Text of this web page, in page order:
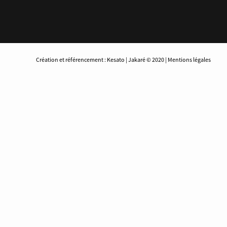
Création et référencement : Kesato | Jakaré © 2020 | Mentions légales